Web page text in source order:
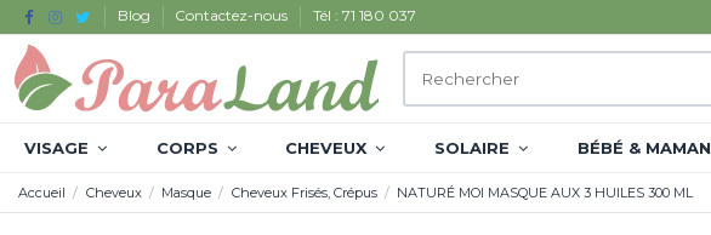
Blog Contactez-nous Tél : 71 180 037
VISAGE CORPS CHEVEUX SOLAIRE BÉBÉ & MAMAN
Accueil Cheveux Masque Cheveux Frisés, Crépus NATURÉ MOI MASQUE AUX 3 HUILES 300 ML